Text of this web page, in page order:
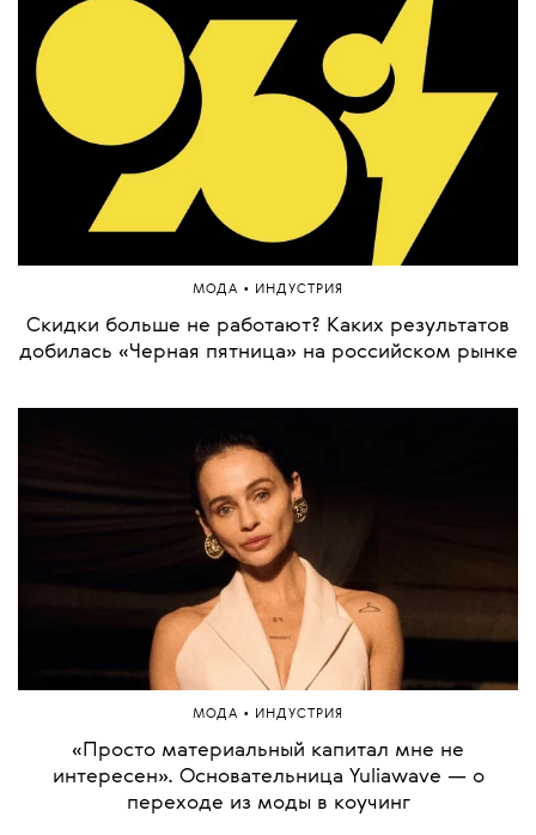
МОДА • ИНДУСТРИЯ
Скидки больше не работают? Каких результатов
добилась «Черная пятница» на российском рынке
МОДА • ИНДУСТРИЯ
«Просто материальный капитал мне не
интересен». Основательница Yuliawave — о
переходе из моды в коучинг